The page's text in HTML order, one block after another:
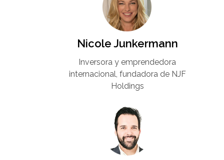
Nicole Junkermann​
Inversora y emprendedora
internacional, fundadora de NJF
Holdings